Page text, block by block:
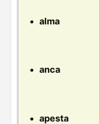
alma
anca
apesta